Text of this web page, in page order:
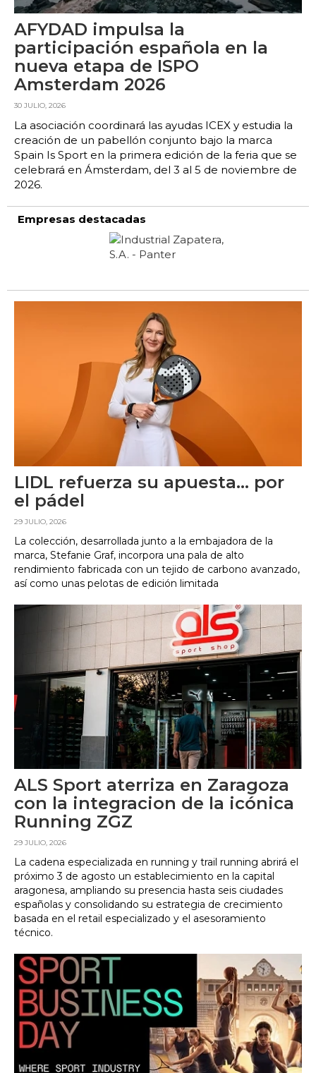
AFYDAD impulsa la
participación española en la
nueva etapa de ISPO
Amsterdam 2026
30 JULIO, 2026
La asociación coordinará las ayudas ICEX y estudia la
creación de un pabellón conjunto bajo la marca
Spain Is Sport en la primera edición de la feria que se
celebrará en Ámsterdam, del 3 al 5 de noviembre de
2026.
Empresas destacadas
LIDL refuerza su apuesta... por
el pádel
29 JULIO, 2026
La colección, desarrollada junto a la embajadora de la
marca, Stefanie Graf, incorpora una pala de alto
rendimiento fabricada con un tejido de carbono avanzado,
así como unas pelotas de edición limitada
ALS Sport aterriza en Zaragoza
con la integracion de la icónica
Running ZGZ
29 JULIO, 2026
La cadena especializada en running y trail running abrirá el
próximo 3 de agosto un establecimiento en la capital
aragonesa, ampliando su presencia hasta seis ciudades
españolas y consolidando su estrategia de crecimiento
basada en el retail especializado y el asesoramiento
técnico.